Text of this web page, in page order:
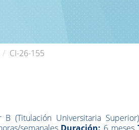
CI-26-155
B (Titulación Universitaria Superior)
semanalesDuración: 6 meses